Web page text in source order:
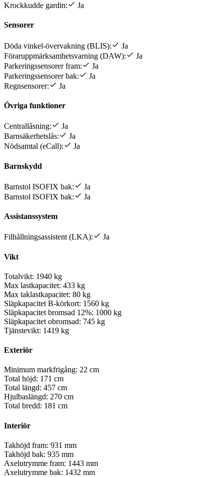
Krockkudde gardin: Ja
Sensorer
Döda vinkel-övervakning (BLIS):
Ja
Föraruppmärksamhetsvarning (DAW):
Ja
Parkeringssensorer fram:
Ja
Parkeringssensorer bak:
Ja
Regnsensorer:
Ja
Övriga funktioner
Centrallåsning:
Ja
Barnsäkerhetslås:
Ja
Nödsamtal (eCall):
Ja
Barnskydd
Barnstol ISOFIX bak:
Ja
Barnstol ISOFIX bak:
Ja
Assistanssystem
Filhållningsassistent (LKA): Ja
Vikt
Totalvikt: 1940 kg
Max lastkapacitet: 433 kg
Max taklastkapacitet: 80 kg
Släpkapacitet B-körkort: 1560 kg
Släpkapacitet bromsad 12%: 1000 kg
Släpkapacitet obromsad: 745 kg
Tjänstevikt: 1419 kg
Exteriör
Minimum markfrigång: 22 cm
Total höjd: 171 cm
Total längd: 457 cm
Hjulbaslängd: 270 cm
Total bredd: 181 cm
Interiör
Takhöjd fram: 931 mm
Takhöjd bak: 935 mm
Axelutrymme fram: 1443 mm
Axelutrymme bak: 1432 mm